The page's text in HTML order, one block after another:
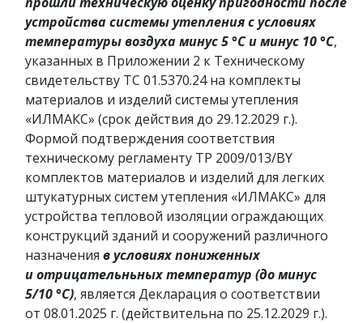
устройства системы утепления с условиях
температуры воздуха минус 5 °С и минус 10 °С,
указанных в Приложении 2 к Техническому
свидетельству ТС 01.5370.24 на комплекты
материалов и изделий системы утепления
«ИЛМАКС» (срок действия до 29.12.2029 г.).
Формой подтверждения соответствия
техническому регламенту ТР 2009/013/BY
комплектов материалов и изделий для легких
штукатурных систем утепления «ИЛМАКС» для
устройства тепловой изоляции ограждающих
конструкций зданий и сооружений различного
назначения в условиях пониженных
и отрицательньных температур (до минус
5/10 °С), является Декларация о соответствии
от 08.01.2025 г. (действительна по 25.12.2029 г.).